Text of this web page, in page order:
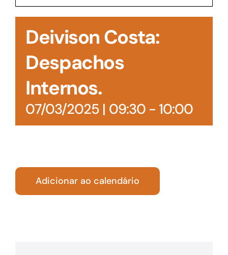
Acesso à Informação
Deivison Costa:
Despachos
Internos.
07/03/2025 | 09:30- 10:00
Adicionar ao calendário